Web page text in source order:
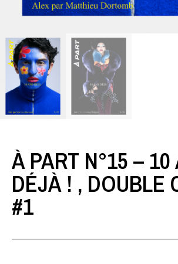
À PART N°15 – 10
DÉJÀ ! , DOUBLE
#1